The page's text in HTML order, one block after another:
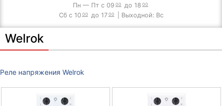
Пн — Пт с 09 00 до 18 00
Сб с 10 00 до 17 00 | Выходной: Вс
Welrok
Реле напряжения Welrok